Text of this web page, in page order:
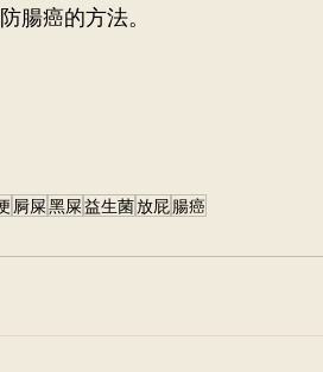
腸癌的方法。
屙屎黑屎益生菌放屁腸癌